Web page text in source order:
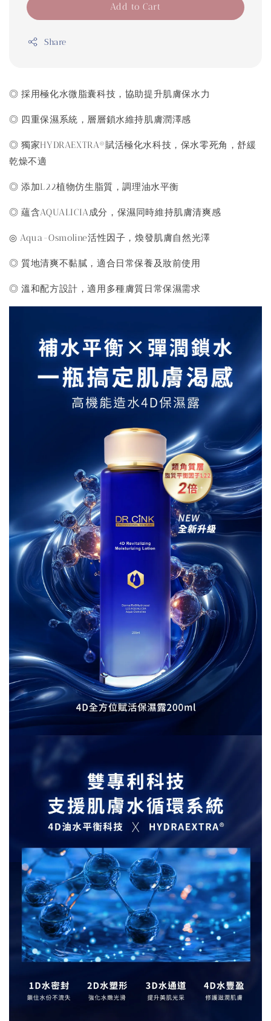
Add to Cart
Share
◎ 採用極化水微脂囊科技，協助提升肌膚保水力
◎ 四重保濕系統，層層鎖水維持肌膚潤澤感
◎ 獨家HYDRAEXTRA®賦活極化水科技，保水零死角，舒緩
乾燥不適
◎ 添加L22植物仿生脂質，調理油水平衡
◎ 蘊含AQUALICIA成分，保濕同時維持肌膚清爽感
◎ Aqua-Osmoline活性因子，煥發肌膚自然光澤
◎ 質地清爽不黏膩，適合日常保養及妝前使用
◎ 溫和配方設計，適用多種膚質日常保濕需求